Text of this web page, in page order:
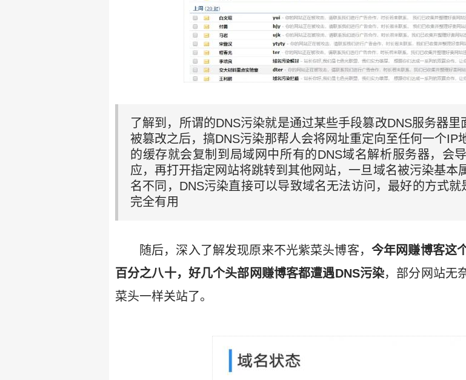
了解到，所谓的DNS污染就是通过某些手段篡改DNS服务器里
被篡改之后，搞DNS污染那帮人会将网址重定向至任何一个IP
的缓存就会复制到局域网中所有的DNS域名解析服务器，会
应，再打开指定网站将跳转到其他网站，一旦域名被污染基本
名不同，DNS污染直接可以导致域名无法访问，最好的方式
完全有用
随后，深入了解发现原来不光紫菜头博客， 今年网赚博客这
百分之八十，好几个头部网赚博客都遭遇DNS污染，部分网站无
菜头一样关站了。